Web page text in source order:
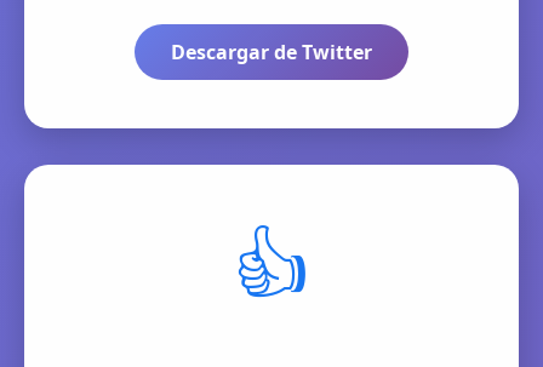
Descargar de Twitter
👍